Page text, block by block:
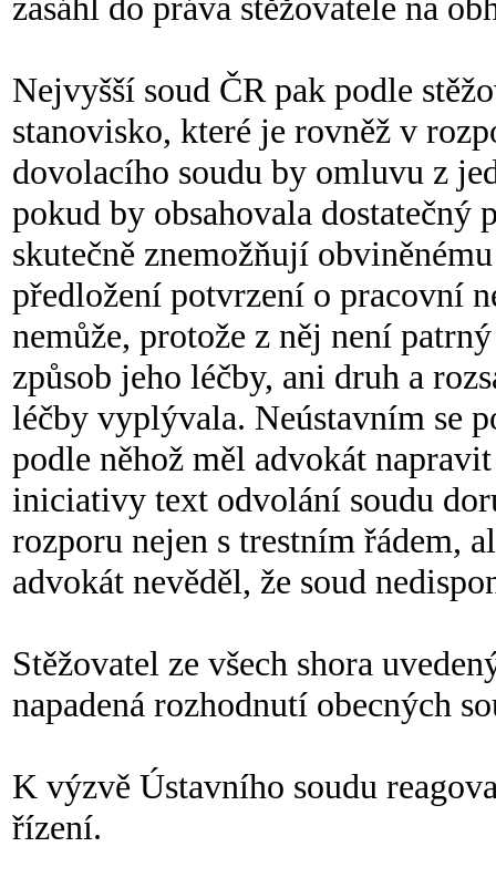
Nejvyšší soud ČR pak podle
stanovisko, které je rovněž v
dovolacího soudu by omluvu z
pokud by obsahovala dostatečný
skutečně znemožňují
předložení potvrzení o pracovní
nemůže, protože z něj není
způsob jeho léčby, ani druh a
léčby vyplývala. Neústavním se
podle něhož měl advokát
iniciativy text odvolání soudu
rozporu nejen s trestním řádem,
advokát nevěděl, že soud
Stěžovatel ze všech shora
napadená rozhodnutí obecných
K výzvě Ústavního soudu
řízení.